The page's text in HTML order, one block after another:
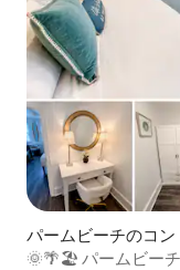
パームビーチのコ
🌞🌴🏖 パームビーチ